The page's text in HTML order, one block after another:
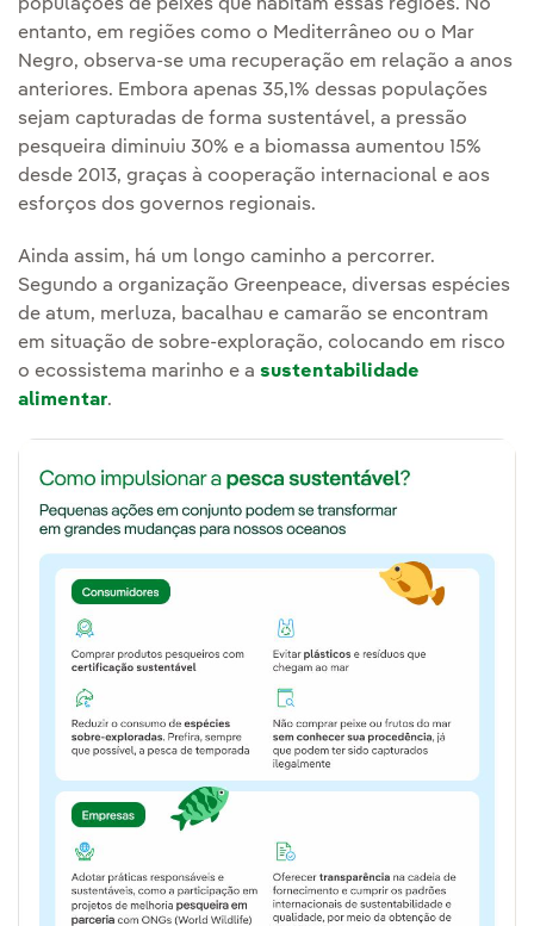
populações de peixes que habitam essas regiões. No
entanto, em regiões como o Mediterrâneo ou o Mar
Negro, observa-se uma recuperação em relação a anos
anteriores. Embora apenas 35,1% dessas populações
sejam capturadas de forma sustentável, a pressão
pesqueira diminuiu 30% e a biomassa aumentou 15%
desde 2013, graças à cooperação internacional e aos
esforços dos governos regionais.
Ainda assim, há um longo caminho a percorrer.
Segundo a organização Greenpeace, diversas espécies
de atum, merluza, bacalhau e camarão se encontram
em situação de sobre-exploração, colocando em risco
o ecossistema marinho e a sustentabilidade
alimentar.